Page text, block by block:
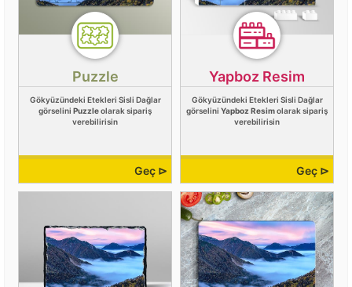
Puzzle
Gökyüzündeki Etekleri Sisli Dağlar
görselini Puzzleolarak sipariş
verebilirisin
Geç ⊳
Yapboz Resim
Gökyüzündeki Etekleri Sisli Dağlar
görselini Yapboz Resimolarak sipariş
verebilirisin
Geç ⊳